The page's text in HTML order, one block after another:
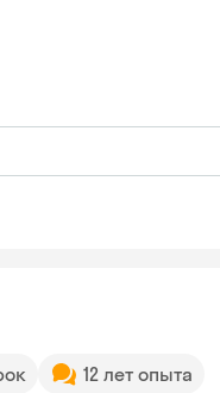
12 лет опыта
online